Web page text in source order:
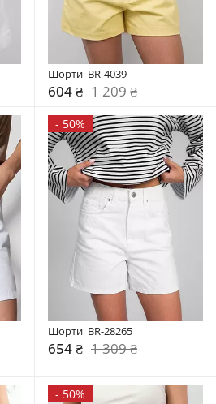
Шорти  BR-4039
604 ₴ 1 209 ₴
- 50%
Шорти  BR-28265
654 ₴ 1 309 ₴
- 50%